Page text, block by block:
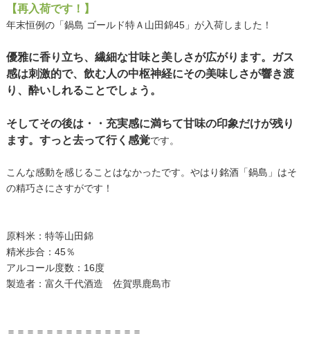
【再入荷です！】
年末恒例の「鍋島 ゴールド特Ａ山田錦45」が入荷しました！
優雅に香り立ち、繊細な甘味と美しさが広がります。ガス
感は刺激的で、飲む人の中枢神経にその美味しさが響き渡
り、酔いしれることでしょう。
そしてその後は・・充実感に満ちて甘味の印象だけが残り
ます。すっと去って行く感覚です。
こんな感動を感じることはなかったです。やはり銘酒「鍋島」はそ
の精巧さにさすがです！
原料米：特等山田錦
精米歩合：45％
アルコール度数：16度
製造者：富久千代酒造 佐賀県鹿島市
＝＝＝＝＝＝＝＝＝＝＝＝＝＝